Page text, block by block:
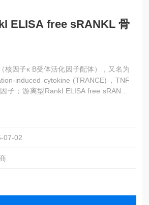
sRANKL 骨
核因子κ B受体活化因子配体），又名为
induced cytokine (TRANCE)，TNF
游离型Rankl ELISA free sRANKL
07-02